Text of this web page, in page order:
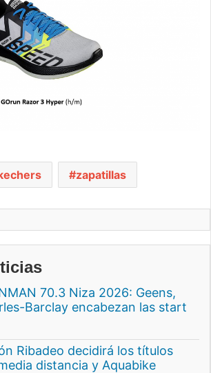
zapatillas
70.3 Niza 2026: Geens,
Barclay encabezan las start
Ribadeo decidirá los títulos
distancia y Aquabike